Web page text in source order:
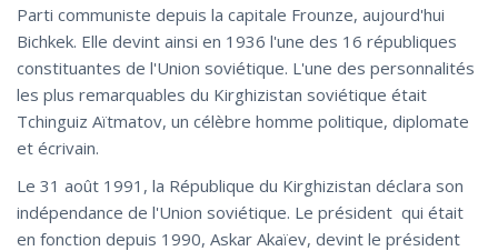
Parti communiste depuis la capitale Frounze, aujourd'hui
Bichkek. Elle devint ainsi en 1936 l'une des 16 républiques
constituantes de l'Union soviétique. L'une des personnalités
les plus remarquables du Kirghizistan soviétique était
Tchinguiz Aïtmatov, un célèbre homme politique, diplomate
et écrivain.
Le 31 août 1991, la République du Kirghizistan déclara son
indépendance de l'Union soviétique. Le président qui était
en fonction depuis 1990, Askar Akaïev, devint le président